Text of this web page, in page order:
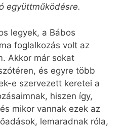
együttműködésre.
legyek, a Bábos
foglalkozás volt az
Akkor már sokat
és egyre több
e szervezett keretei a
hiszen így,
mikor vannak ezek az
lemaradnak róla,